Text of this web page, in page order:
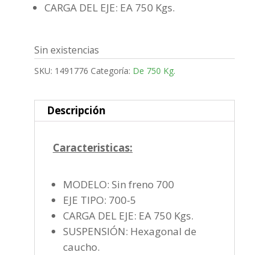
CARGA DEL EJE: EA 750 Kgs.
Sin existencias
SKU: 1491776 Categoría: De 750 Kg.
Descripción
Caracteristicas:
MODELO: Sin freno 700
EJE TIPO: 700-5
CARGA DEL EJE: EA 750 Kgs.
SUSPENSIÓN: Hexagonal de
caucho.